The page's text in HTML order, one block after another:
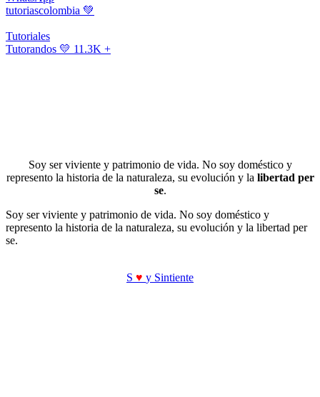
tutoriascolombia 💚
Tutoriales
Tutorandos 💛 11.3K +
Soy ser viviente y patrimonio de vida. No soy doméstico y
represento la historia de la naturaleza, su evolución y la libertad per
se.
Soy ser viviente y patrimonio de vida. No soy doméstico y
represento la historia de la naturaleza, su evolución y la libertad per
se.
S ♥ y Sintiente